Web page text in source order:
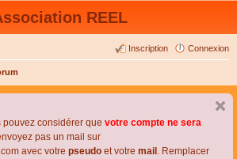
REEL
Connexion
Inscription
pouvez considérer que votre compte ne sera
pas un mail sur
avec votre pseudo et votre mail . Remplacer